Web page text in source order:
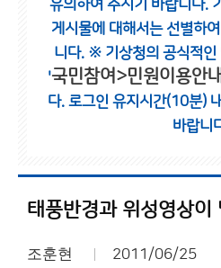
유의하여 주시기 바랍니다.
게시물에 대해서는 선별하
니다. ※ 기상청의 공식적인
'국민참여>민원이용안내
다. 로그인 유지시간(10분)
바랍니
태풍반경과 위성영상이
조훈현 2011/06/25